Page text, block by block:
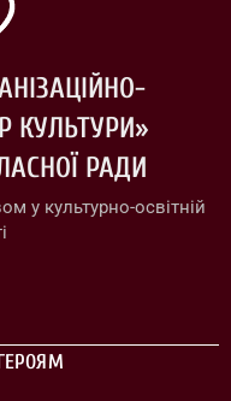
КУЛЬТУРИ»
РАДИ
у культурно-освітній